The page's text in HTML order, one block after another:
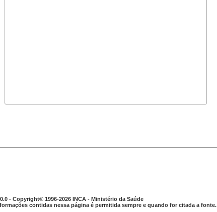
- Copyright© 1996-2026 INCA - Ministério da Saúde
contidas nessa página é permitida sempre e quando for citada a fonte.